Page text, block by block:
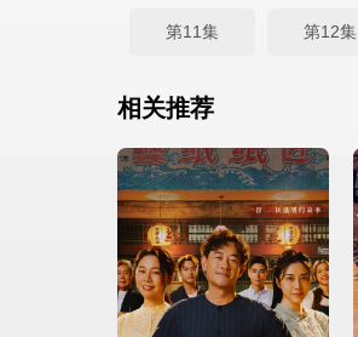
第11集 第12集
相关推荐